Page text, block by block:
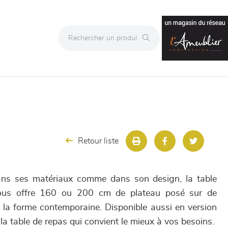
Retour liste
ses matériaux comme dans son design, la table
offre 160 ou 200 cm de plateau posé sur de
forme contemporaine. Disponible aussi en version
table de repas qui convient le mieux à vos besoins.